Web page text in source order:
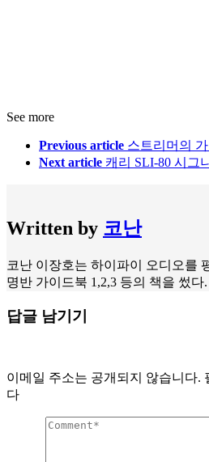
See more
Previous article 스트리머의
Next article 캐리 SLI-80 시그
Written by 코난
코난 이장호는 하이파이 오디오를
명반 가이드북 1,2,3 등의 책을 썼다.
답글 남기기
이메일 주소는 공개되지 않습니다.
다